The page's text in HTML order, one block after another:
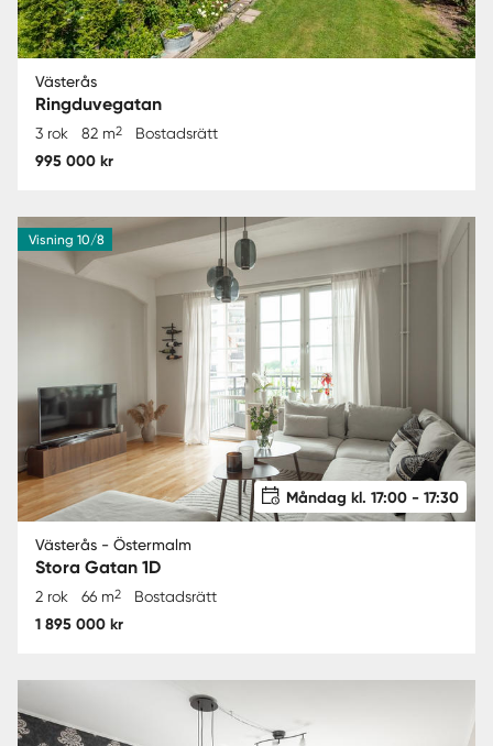
Västerås
Ringduvegatan
3 rok 82 m2 Bostadsrätt
995 000 kr
Visning 10/8
Måndag kl. 17:00 - 17:30
Västerås - Östermalm
Stora Gatan 1D
2 rok 66 m2 Bostadsrätt
1 895 000 kr